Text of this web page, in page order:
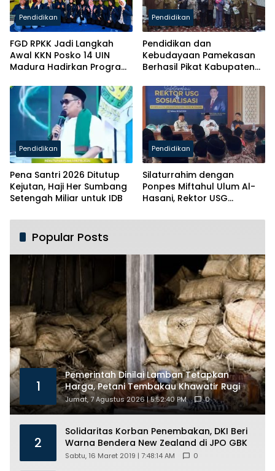
Pendidikan
FGD RPKK Jadi Langkah
Awal KKN Posko 14 UIN
Madura Hadirkan Program
Pendidikan
Pendidikan dan
Kebudayaan Pamekasan
Berhasil Pikat Kabupaten
Pendidikan
Pena Santri 2026 Ditutup
Kejutan, Haji Her Sumbang
Setengah Miliar untuk IDB
Pendidikan
Silaturrahim dengan
Ponpes Miftahul Ulum Al-
Hasani, Rektor USG
Beasiswa
Popular Posts
1
Pemerintah Dinilai Lamban Tetapkan
Harga, Petani Tembakau Khawatir Rugi
Jumat, 7 Agustus 2026 | 5:52:40 PM 0
2
Solidaritas Korban Penembakan, DKI Beri
Warna Bendera New Zealand di JPO GBK
Sabtu, 16 Maret 2019 | 7:48:14 AM 0